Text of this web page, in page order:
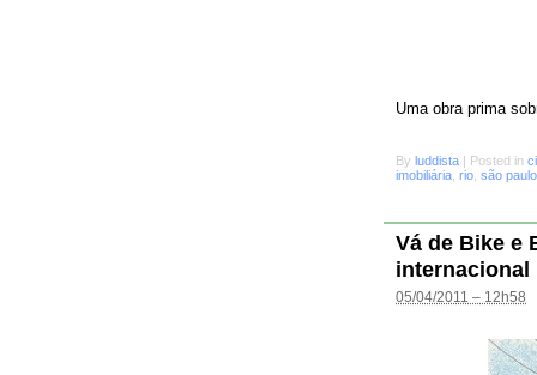
Uma obra prima
By luddista | Posted in
imobiliária rio são paulo
Vá de Bike e
internacional
05/04/2011 – 12h58